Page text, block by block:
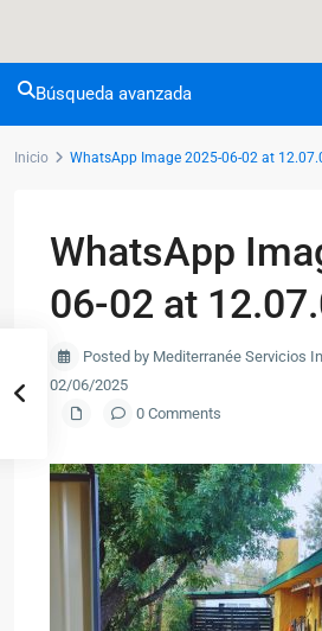
Búsqueda avanzada
Inicio WhatsApp Image 2025-06-02 at
WhatsApp
06-02 at
Posted by Mediterranée Servicios
02/06/2025
0 Comments